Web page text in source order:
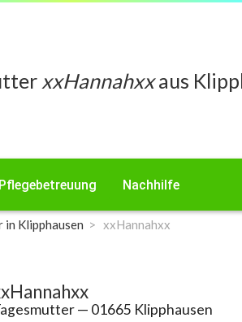
xxHannahxxaus
Pflegebetreuung Nachhilfe
in Klipphausen xxHannahxx
— 01665 Klipphausen